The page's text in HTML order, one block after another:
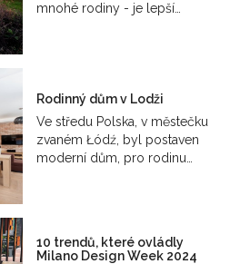
mnohé rodiny - je lepší…
Rodinný dům v Lodži
Ve středu Polska, v městečku
zvaném Łódź, byl postaven
moderní dům, pro rodinu…
10 trendů, které ovládly
Milano Design Week 2024